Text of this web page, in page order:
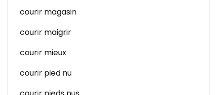
courir magasin
courir maigrir
courir mieux
courir pied nu